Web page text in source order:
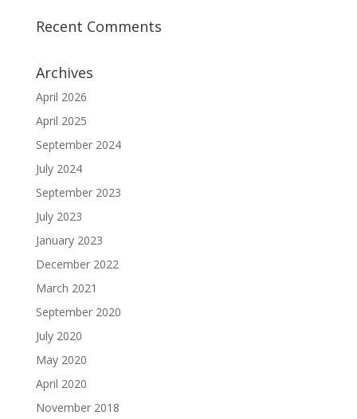
Recent Comments
Archives
April 2026
April 2025
September 2024
July 2024
September 2023
July 2023
January 2023
December 2022
March 2021
September 2020
July 2020
May 2020
April 2020
November 2018